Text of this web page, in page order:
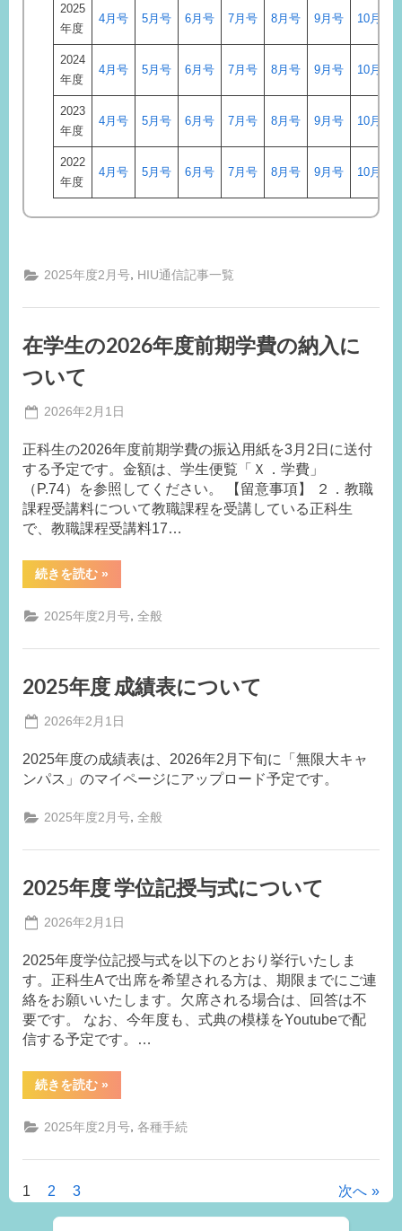
2025
年度
4月号 5月号 6月号 7月号 8月号 9月号 10月号
2024
年度
4月号 5月号 6月号 7月号 8月号 9月号 10月号
2023
年度
4月号 5月号 6月号 7月号 8月号 9月号 10月号
2022
年度
4月号 5月号 6月号 7月号 8月号 9月号 10月号
2025年度2月号, HIU通信記事一覧
在学生の2026年度前期学費の納入に
ついて
Posted
2026年2月1日
務
局
M.I
正科生の2026年度前期学費の振込用紙を3月2日に送付
する予定です。金額は、学生便覧「Ｘ．学費」
（P.74）を参照してください。 【留意事項】 ２．教職
課程受講料について教職課程を受講している正科生
で、教職課程受講料17…
続きを読む“在
学
の
2026
度
期
学
費
納
に
つ
い
て”
»
2025年度2月号,全般
2025年度 成績表について
Posted
2026年2月1日
務
局
2025年度の成績表は、2026年2月下旬に「無限大キャ
ンパス」のマイページにアップロード予定です。
2025年度2月号,全般
2025年度 学位記授与式について
Posted
2026年2月1日
務
局
M.I
2025年度学位記授与式を以下のとおり挙行いたしま
す。正科生Aで出席を希望される方は、期限までにご連
絡をお願いいたします。欠席される場合は、回答は不
要です。 なお、今年度も、式典の模様をYoutubeで配
信する予定です。…
続きを読む“2025
年
学
位
授
»
2025年度2月号, 各種手続
投
1 2 3 次へ